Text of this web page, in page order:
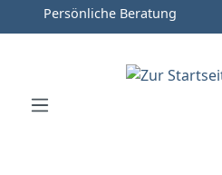
Zum Hauptinhalt springen
Zur Hauptnavigation springen
Persönliche Beratung